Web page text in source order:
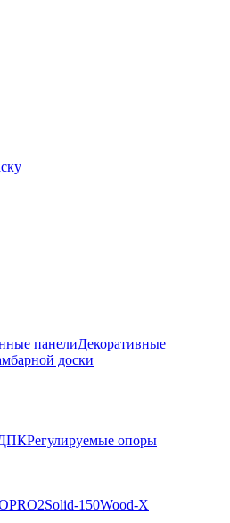
панелиДекоративные
доски
ДПКРегулируемые опоры
PRO2Solid-150Wood-X